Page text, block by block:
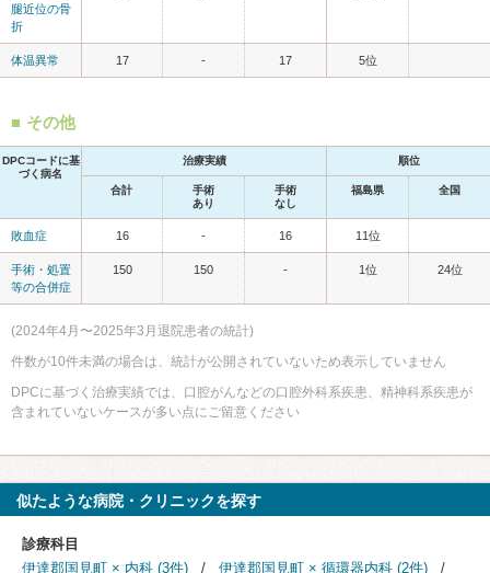
腿近位の骨
折
体温異常 17 - 17 5位
その他
DPCコードに基
づく病名
治療実績 順位
合計
手術
あり
手術
なし
福島県 全国
敗血症 16 - 16 11位
手術・処置
等の合併症
150 150 - 1位 24位
(2024年4月〜2025年3月退院患者の統計)
件数が10件未満の場合は、統計が公開されていないため表示していません
DPCに基づく治療実績では、口腔がんなどの口腔外科系疾患、精神科系疾患が
含まれていないケースが多い点にご留意ください
似たような病院・クリニックを探す
診療科目
伊達郡国見町 × 内科 (3件)
伊達郡国見町 × 循環器内科 (2件)